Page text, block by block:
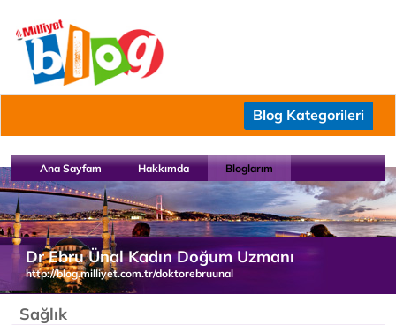
Blog Kategorileri
Ana Sayfam Hakkımda Bloglarım
Dr Ebru Ünal Kadın Doğum Uzmanı
http://blog.milliyet.com.tr/doktorebruunal
Sağlık